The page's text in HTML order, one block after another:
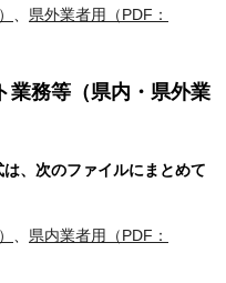
県外業者用（PDF：
業務等（県内・県外業
、次のファイルにまとめて
県内業者用（PDF：